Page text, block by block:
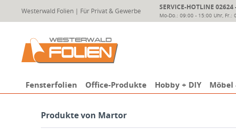
Westerwald Folien | Für Privat & Gewerbe SERVICE-HOTLINE 02624
Mo-Do.: 09:00 - 15:00 Uhr, Fr.:
Fensterfolien Office-Produkte Hobby + DIY Möbel
Produkte von Martor